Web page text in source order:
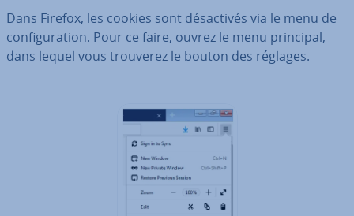
Dans Firefox, les cookies sont dé­sac­ti­vés via le menu de
con­fi­gu­ra­tion. Pour ce faire, ouvrez le menu principal,
dans lequel vous trouverez le bouton des réglages.